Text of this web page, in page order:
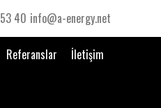
40 info@a-energy.net
Referanslar İletişim